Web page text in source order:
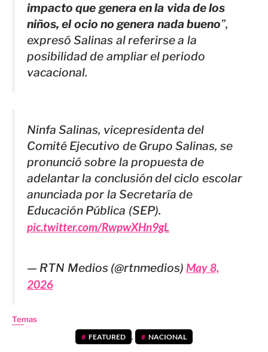
impacto que genera en la vida de los
niños, el ocio no genera nada bueno”,
expresó Salinas al referirse a la
posibilidad de ampliar el periodo
vacacional.
Ninfa Salinas, vicepresidenta del
Comité Ejecutivo de Grupo Salinas, se
pronunció sobre la propuesta de
adelantar la conclusión del ciclo escolar
anunciada por la Secretaría de
Educación Pública (SEP).
pic.twitter.com/RwpwXHn9gL
— RTN Medios (@rtnmedios)May 8,
2026
Temas
FEATURED , NACIONAL